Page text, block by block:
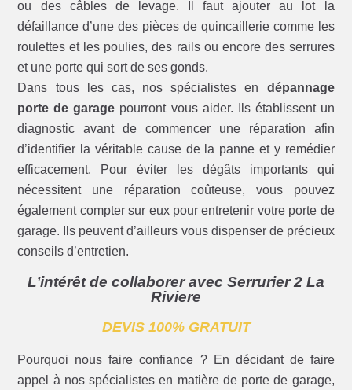
ou des câbles de levage. Il faut ajouter au lot la
défaillance d’une des pièces de quincaillerie comme les
roulettes et les poulies, des rails ou encore des serrures
et une porte qui sort de ses gonds.
Dans tous les cas, nos spécialistes en dépannage
porte de garage pourront vous aider. Ils établissent un
diagnostic avant de commencer une réparation afin
d’identifier la véritable cause de la panne et y remédier
efficacement. Pour éviter les dégâts importants qui
nécessitent une réparation coûteuse, vous pouvez
également compter sur eux pour entretenir votre porte de
garage. Ils peuvent d’ailleurs vous dispenser de précieux
conseils d’entretien.
L’intérêt de collaborer avec Serrurier 2 La
Riviere
DEVIS 100% GRATUIT
Pourquoi nous faire confiance ? En décidant de faire
appel à nos spécialistes en matière de porte de garage,